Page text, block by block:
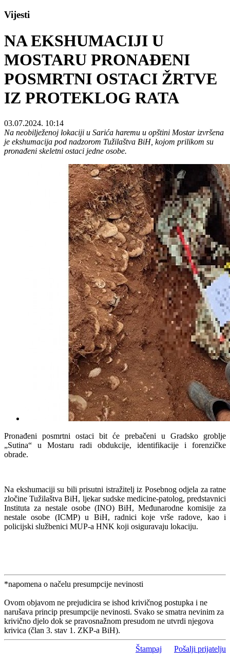
Vijesti
NA EKSHUMACIJI U
MOSTARU PRONAĐENI
POSMRTNI OSTACI ŽRTVE
IZ PROTEKLOG RATA
03.07.2024. 10:14
Na neobilježenoj lokaciji u Sarića haremu u opštini Mostar izvršena
je ekshumacija pod nadzorom Tužilaštva BiH, kojom prilikom su
pronađeni skeletni ostaci jedne osobe.
Pronađeni posmrtni ostaci bit će prebačeni u Gradsko groblje
„Sutina“ u Mostaru radi obdukcije, identifikacije i forenzičke
obrade.
Na ekshumaciji su bili prisutni istražitelj iz Posebnog odjela za ratne
zločine Tužilaštva BiH, ljekar sudske medicine-patolog, predstavnici
Instituta za nestale osobe (INO) BiH, Međunarodne komisije za
nestale osobe (ICMP) u BiH, radnici koje vrše radove, kao i
policijski službenici MUP-a HNK koji osiguravaju lokaciju.
*napomena o načelu presumpcije nevinosti
Ovom objavom ne prejudicira se ishod krivičnog postupka i ne
narušava princip presumpcije nevinosti. Svako se smatra nevinim za
krivično djelo dok se pravosnažnom presudom ne utvrdi njegova
krivica (član 3. stav 1. ZKP-a BiH).
Štampaj Pošalji prijatelju